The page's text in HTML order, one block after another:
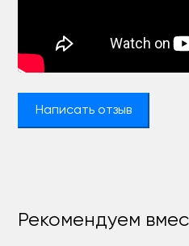
Написать отзыв
Рекомендуем